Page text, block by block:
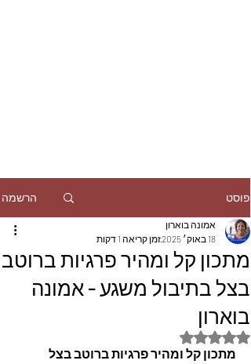
פוסט הרשמה
מתכון קל ומהיר פרגיות ברוטב
בצל בתיבול משגע - אמונה
בוארון
אמונה בוארון
18 באוק׳ 2025
זמן קריאה 1 דקות
דירוג של NaN מתוך 5 כוכבים
מתכון קל ומהיר פרגיות ברוטב בצל